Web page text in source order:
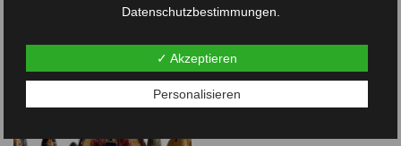
Wunschliste
Datenschutzbestimmungen.
✓ Akzeptieren
Personalisieren